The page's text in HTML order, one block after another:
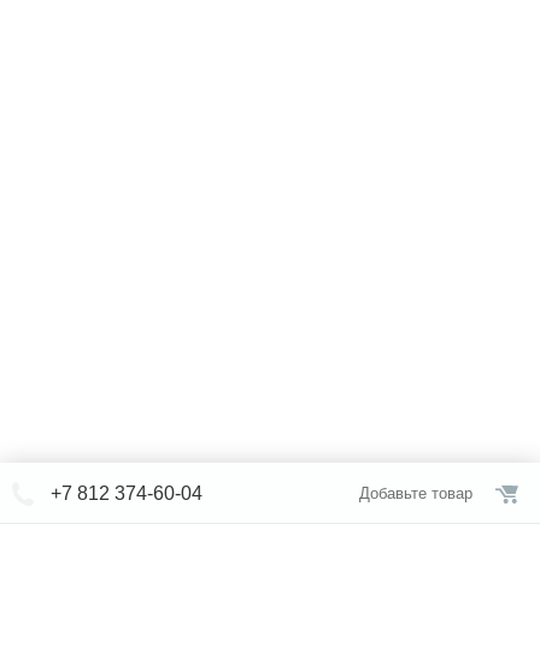
+7 812 374-60-04 Добавьте товар